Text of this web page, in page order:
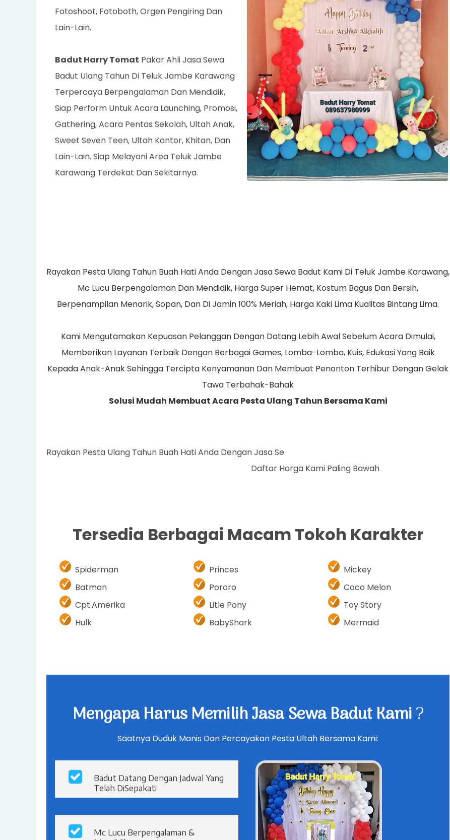
Balon, Magic Balon, Sound, Pinata, Kursi Anak,
Fotoshoot, Fotoboth, Orgen Pengiring Dan
Badut Harry Tomat Pakar Ahli Jasa Sewa
Badut Ulang Tahun Di Teluk Jambe Karawang
Terpercaya Berpengalaman Dan Mendidik,
Siap Perform Untuk Acara Launching, Promosi,
Gathering, Acara Pentas Sekolah, Ultah Anak,
Sweet Seven Teen, Ultah Kantor, Khitan, Dan
Lain-Lain. Siap Melayani Area Teluk Jambe
Rayakan Pesta Ulang Tahun Buah Hati Anda Dengan Jasa Sewa Badut Kami Di Teluk Jambe Karawang,
Mc Lucu Berpengalaman Dan Mendidik, Harga Super Hemat, Kostum Bagus Dan Bersih,
Berpenampilan Menarik, Sopan, Dan Di Jamin 100% Meriah, Harga Kaki Lima Kualitas Bintang Lima.
Kami Mengutamakan Kepuasan Pelanggan Dengan Datang Lebih Awal Sebelum Acara Dimulai,
Memberikan Layanan Terbaik Dengan Berbagai Games, Lomba-Lomba, Kuis, Edukasi Yang Baik
Kepada Anak-Anak Sehingga Tercipta Kenyamanan Dan Membuat Penonton Terhibur Dengan Gelak
Tawa Terbahak-Bahak
Solusi Mudah Membuat Acara Pesta Ulang Tahun Bersama Kami
Rayakan Pesta Ulang Tahun Buah Hati Anda Dengan Jasa Sewa Badut Kami
Daftar Harga Kami Paling Bawah
Tersedia Berbagai Macam Tokoh Karakter
Spiderman
Batman
Cpt.Amerika
Hulk
Princes
Pororo
Litle Pony
BabyShark
Mickey
Coco Melon
Toy Story
Mermaid
Mengapa Harus Memilih Jasa Sewa Badut Kami?
Saatnya Duduk Manis Dan Percayakan Pesta Ultah Bersama Kami:
Badut Datang Dengan Jadwal Yang